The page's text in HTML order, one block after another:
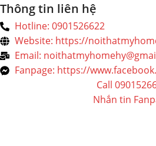
Thông tin liên hệ
Hotline: 0901526622
Website: https://
Email:
Fanpage: https://
Call
Nhắn tin